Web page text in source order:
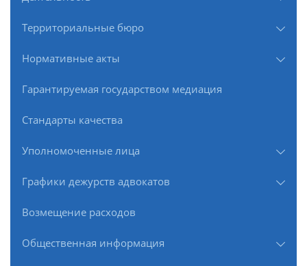
Территориальные бюро
Нормативные акты
Гарантируемая государством медиация
Стандарты качества
Уполномоченные лица
Графики дежурств адвокатов
Возмещение расходов
Общественная информация